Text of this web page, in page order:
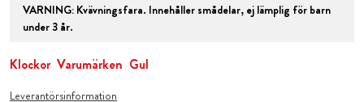
VARNING: Kvävningsfara. Innehåller smådelar, ej lämplig för barn
under 3 år.
Klockor Varumärken Gul
Leverantörsinformation